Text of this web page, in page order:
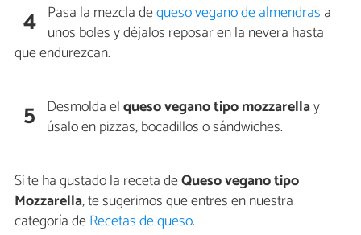
4 Pasa la mezcla dequeso vegano de almendras a
unos boles y déjalos reposar en la nevera hasta
que endurezcan.
5 Desmolda elqueso vegano tipo mozzarellay
úsalo en pizzas, bocadillos o sándwiches.
Si te ha gustado la receta deQueso vegano tipo
Mozzarella, te sugerimos que entres en nuestra
categoría deRecetas de queso.